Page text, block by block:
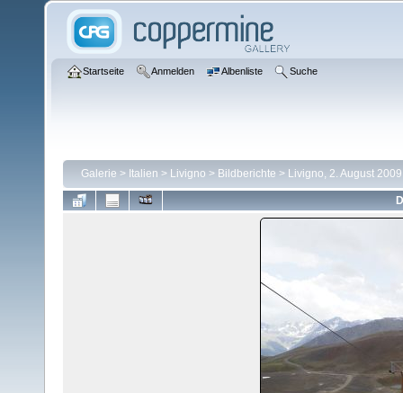
Startseite Anmelden Albenliste Suche
Galerie > Italien > Livigno > Bildberichte > Livigno, 2. August 2009